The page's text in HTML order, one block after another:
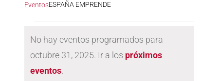
EventosESPAÑA EMPRENDE
en
octubre
No hay eventos programados para
octubre 31, 2025. Ir a los próximos
eventos.